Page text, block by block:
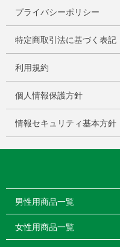
プライバシーポリシー
特定商取引法に基づく表記
利用規約
個人情報保護方針
情報セキュリティ基本方針
男性用商品一覧
女性用商品一覧